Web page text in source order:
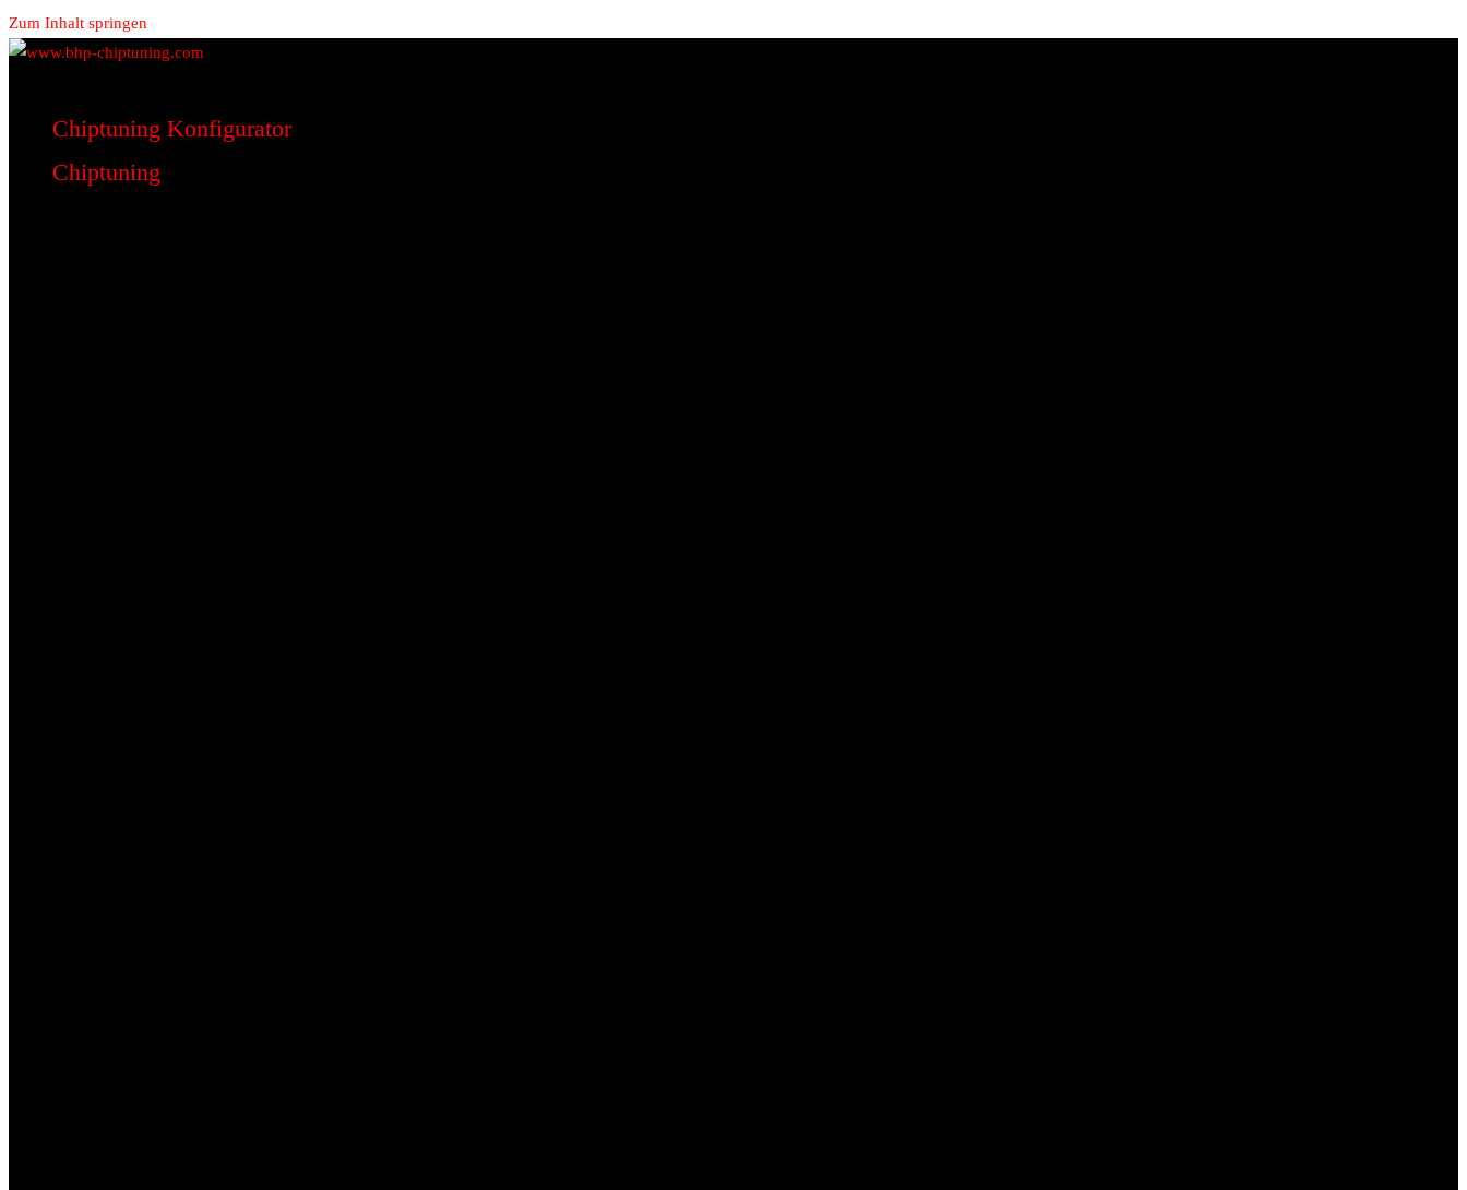
Zum Inhalt springen
www.bhp-chiptuning.com
BHP Motorsport
Chiptuning Konfigurator
Chiptuning